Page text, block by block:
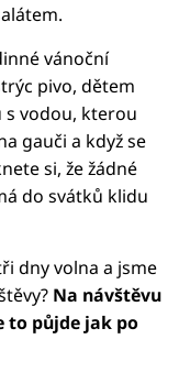
vánoční
pivo, dětem
vodou, kterou
gauči a když se
si, že žádné
do svátků klidu
dny volna a jsme
Na návštěvu
to půjde jak po